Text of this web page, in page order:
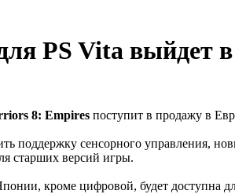
PS Vita выйдет
8: Empires поступит в продажу в
поддержку сенсорного управления,
старших версий игры.
кроме цифровой, будет доступна